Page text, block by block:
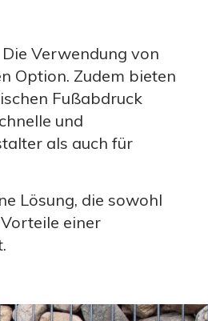
Verwendung von
Option. Zudem bieten
Fußabdruck
und
als auch für
Lösung, die sowohl
einer